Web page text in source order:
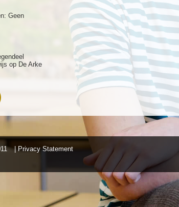
Geen
op De Arke
| Privacy Statement